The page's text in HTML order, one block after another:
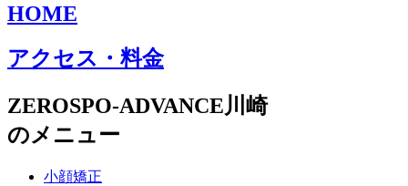
HOME
アクセス・料金
ZEROSPO-ADVANCE川崎
のメニュー
小顔矯正